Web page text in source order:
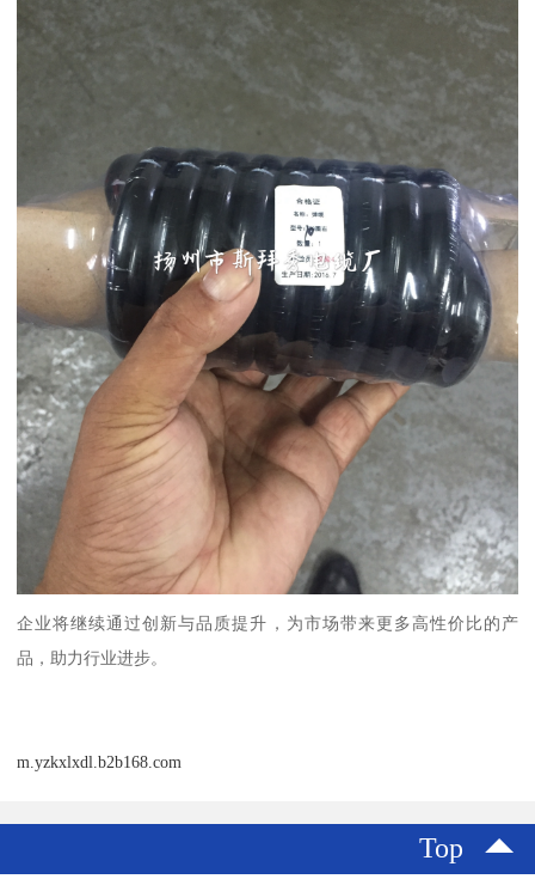
企业将继续通过创新与品质提升，为市场带来更多高性价比的产
品，助力行业进步。
m.yzkxlxdl.b2b168.com
Top